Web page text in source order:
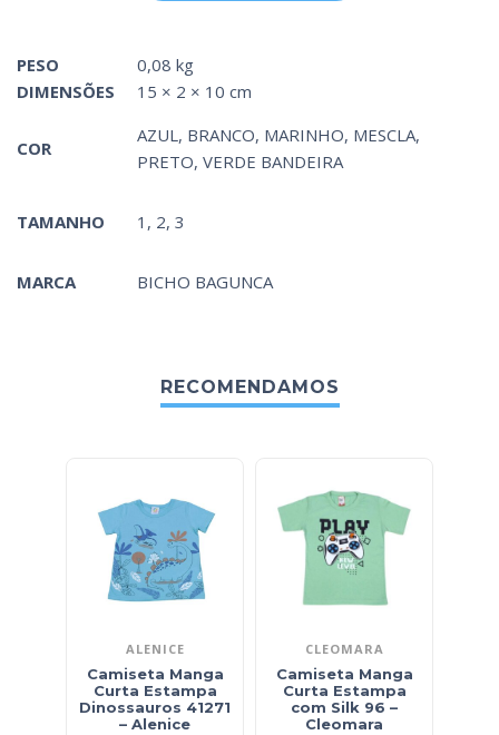
PESO
0,08 kg
DIMENSÕES
15 × 2 × 10 cm
COR
AZUL, BRANCO, MARINHO, MESCLA,
PRETO, VERDE BANDEIRA
TAMANHO 1, 2, 3
MARCA BICHO BAGUNCA
RECOMENDAMOS
ALENICE
Camiseta Manga
Curta Estampa
Dinossauros 41271
– Alenice
CLEOMARA
Camiseta Manga
Curta Estampa
com Silk 96 –
Cleomara